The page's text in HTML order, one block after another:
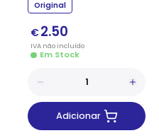
Original
€ 2.50
IVA nãoincluído
Em Stock
Adicionar